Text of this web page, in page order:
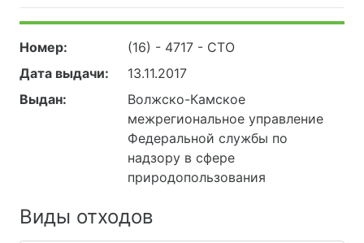
Номер:
(16) - 4717 - СТО
Дата выдачи:
13.11.2017
Выдан:
Волжско-Камское
межрегиональное управление
Федеральной службы по
надзору в сфере
природопользования
Виды отходов